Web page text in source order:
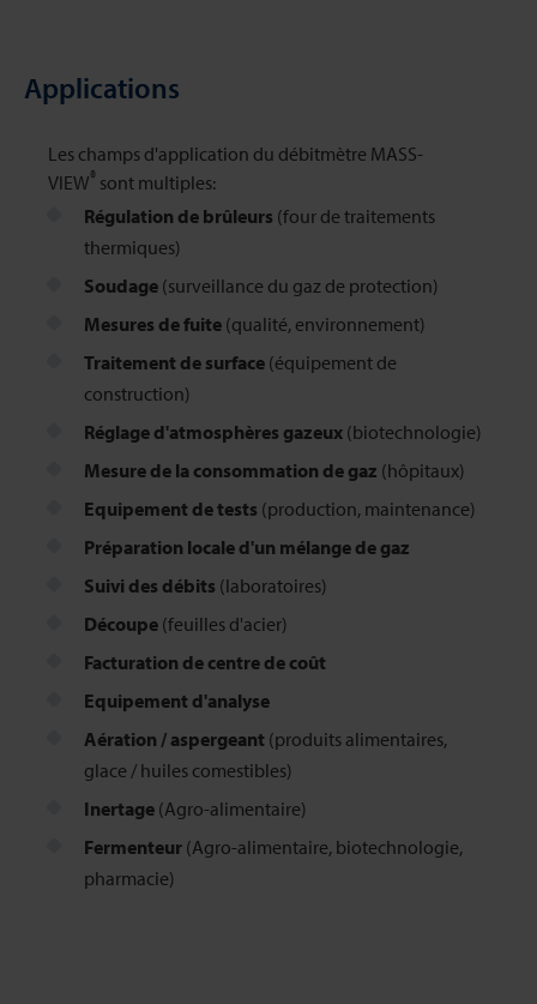
Applications
Les champs d'application du débitmètre MASS-
VIEW® sont multiples:
Régulation de brûleurs (four de traitements
thermiques)
Soudage (surveillance du gaz de protection)
Mesures de fuite (qualité, environnement)
Traitement de surface (équipement de
construction)
Réglage d'atmosphères gazeux (biotechnologie)
Mesure de la consommation de gaz (hôpitaux)
Equipement de tests (production, maintenance)
Préparation locale d'un mélange de gaz
Suivi des débits (laboratoires)
Découpe (feuilles d'acier)
Facturation de centre de coût
Equipement d'analyse
Aération / aspergeant (produits alimentaires,
glace / huiles comestibles)
Inertage (Agro-alimentaire)
Fermenteur (Agro-alimentaire, biotechnologie,
pharmacie)